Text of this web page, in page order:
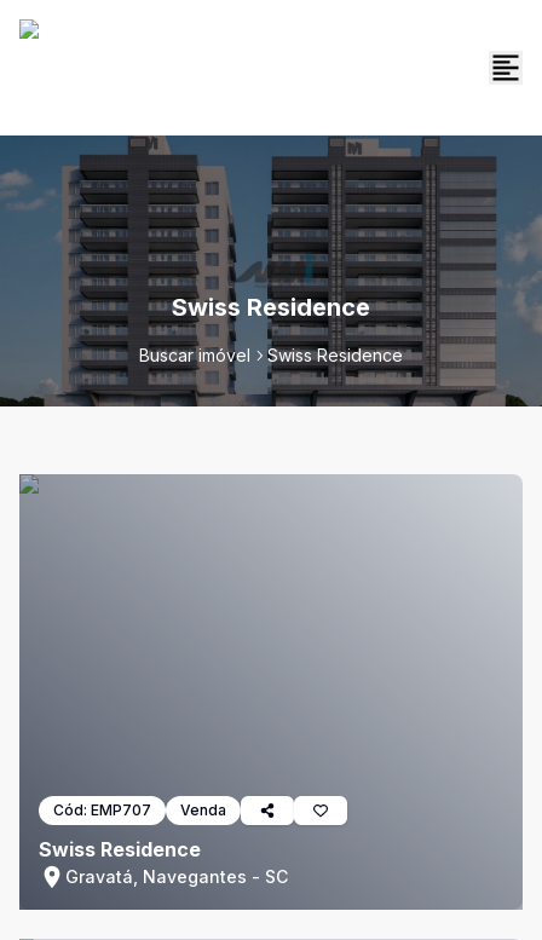
Swiss Residence
Buscar imóvel Swiss Residence
Cód: EMP707 Venda
Swiss Residence
Gravatá, Navegantes - SC